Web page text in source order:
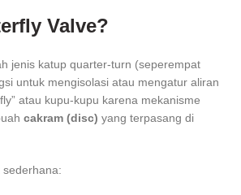
Valve?
jenis katup quarter-turn (seperempat
untuk mengisolasi atau mengatur aliran
atau kupu-kupu karena mekanisme
cakram (disc) yang terpasang di